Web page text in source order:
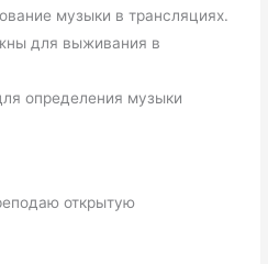
музыки в трансляциях.
для выживания в
определения музыки
открытую